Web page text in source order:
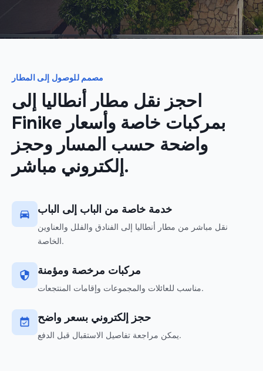
مصمم للوصول إلى المطار
احجز نقل مطار أنطاليا إلى
Finike بمركبات خاصة وأسعار
واضحة حسب المسار وحجز
إلكتروني مباشر.
خدمة خاصة من الباب إلى الباب
نقل مباشر من مطار أنطاليا إلى الفنادق والفلل والعناوين
الخاصة.
مركبات مرخصة ومؤمنة
مناسب للعائلات والمجموعات وإقامات المنتجعات.
حجز إلكتروني بسعر واضح
يمكن مراجعة تفاصيل الاستقبال قبل الدفع.